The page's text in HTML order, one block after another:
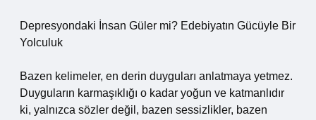
Depresyondaki İnsan Güler mi? Edebiyatın Gücüyle Bir
Yolculuk
Bazen kelimeler, en derin duyguları anlatmaya yetmez.
Duyguların karmaşıklığı o kadar yoğun ve katmanlıdır
ki, yalnızca sözler değil, bazen sessizlikler, bazen